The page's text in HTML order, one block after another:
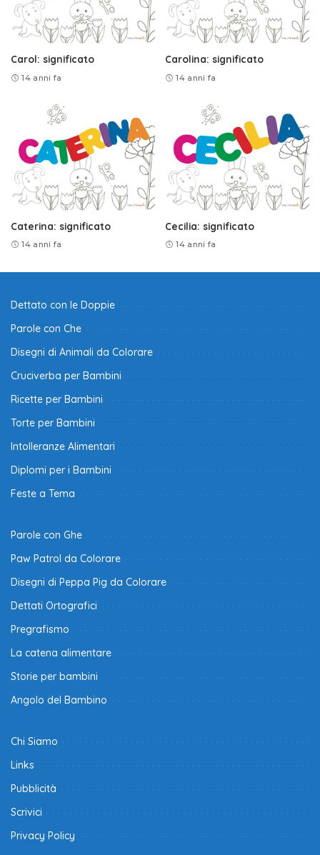
Carol: significato
14 anni fa
Carolina: significato
14 anni fa
Caterina: significato
14 anni fa
Cecilia: significato
14 anni fa
Dettato con le Doppie
Parole con Che
Disegni di Animali da Colorare
Cruciverba per Bambini
Ricette per Bambini
Torte per Bambini
Intolleranze Alimentari
Diplomi per i Bambini
Feste a Tema
Parole con Ghe
Paw Patrol da Colorare
Disegni di Peppa Pig da Colorare
Dettati Ortografici
Pregrafismo
La catena alimentare
Storie per bambini
Angolo del Bambino
Chi Siamo
Links
Pubblicità
Scrivici
Privacy Policy